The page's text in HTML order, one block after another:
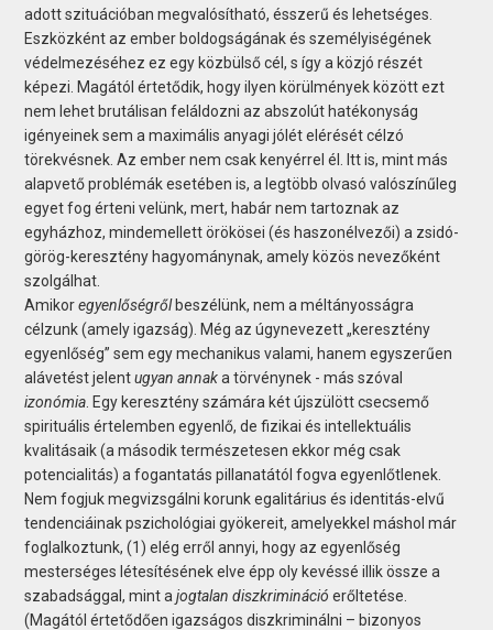
adott szituációban megvalósítható, ésszerű és lehetséges.
Eszközként az ember boldogságának és személyiségének
védelmezéséhez ez egy közbülső cél, s így a közjó részét
képezi. Magától értetődik, hogy ilyen körülmények között ezt
nem lehet brutálisan feláldozni az abszolút hatékonyság
igényeinek sem a maximális anyagi jólét elérését célzó
törekvésnek. Az ember nem csak kenyérrel él. Itt is, mint más
alapvető problémák esetében is, a legtöbb olvasó valószínűleg
egyet fog érteni velünk, mert, habár nem tartoznak az
egyházhoz, mindemellett örökösei (és haszonélvezői) a zsidó-
görög-keresztény hagyománynak, amely közös nevezőként
szolgálhat.
Amikoregyenlőségrőlbeszélünk, nem a méltányosságra
célzunk (amely igazság). Még az úgynevezett „keresztény
egyenlőség” sem egy mechanikus valami, hanem egyszerűen
alávetést jelentugyan annaka törvénynek - más szóval
izonómia . Egy keresztény számára két újszülött csecsemő
spirituális értelemben egyenlő, de fizikai és intellektuális
kvalitásaik (a második természetesen ekkor még csak
potencialitás) a fogantatás pillanatától fogva egyenlőtlenek.
Nem fogjuk megvizsgálni korunk egalitárius és identitás-elvű
tendenciáinak pszichológiai gyökereit, amelyekkel máshol már
foglalkoztunk, (1) elég erről annyi, hogy az egyenlőség
mesterséges létesítésének elve épp oly kevéssé illik össze a
szabadsággal, mint ajogtalan diszkrimináció erőltetése.
(Magától értetődően igazságos diszkriminálni – bizonyos